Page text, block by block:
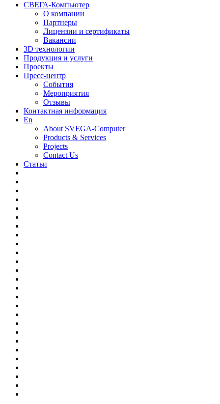
СВЕГА-Компьютер
О компании
Партнеры
Лицензии и сертификаты
Вакансии
3D технологии
Продукция и услуги
Проекты
Пресс-центр
События
Мероприятия
Отзывы
Контактная информация
En
About SVEGA-Computer
Products & Services
Projects
Contact Us
Статьи